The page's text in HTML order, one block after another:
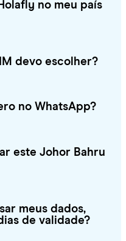
no meu país
devo escolher?
no WhatsApp?
este Johor Bahru
meus dados,
de validade?